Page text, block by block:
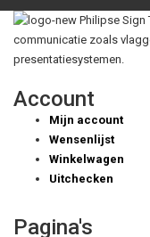
Philipse Sign
communicatie zoals
presentatiesystemen.
Account
Mijn account
Wensenlijst
Winkelwagen
Uitchecken
Pagina's